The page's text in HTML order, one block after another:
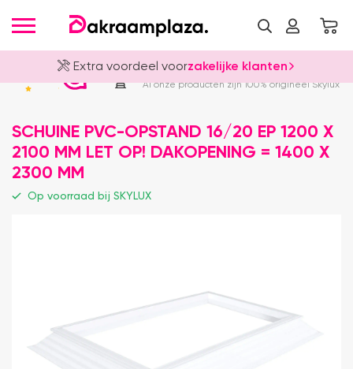
Extra voordeel voorzakelijke klanten
Officieel Skylux Dealer
Al onze producten zijn 100% origineel Skylux
SCHUINE PVC-OPSTAND 16/20 EP 1200 X
2100 MM LET OP! DAKOPENING = 1400 X
2300 MM
Op voorraad bij SKYLUX